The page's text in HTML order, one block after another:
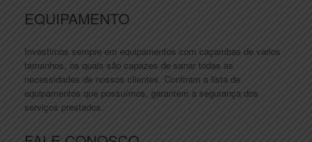
EQUIPAMENTO
Investimos sempre em equipamentos com caçambas de varios
tamanhos, os quais são capazes de sanar todas as
necessidades de nossos clientes. Confiram a lista de
equipamentos que possuímos, garantem a segurança dos
serviços prestados.